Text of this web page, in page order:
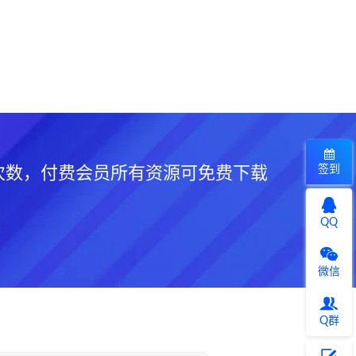
，付费会员所有资源可免费下载 签到
QQ
微信
Q群